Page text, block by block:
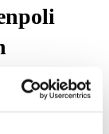
met
samen op zoek